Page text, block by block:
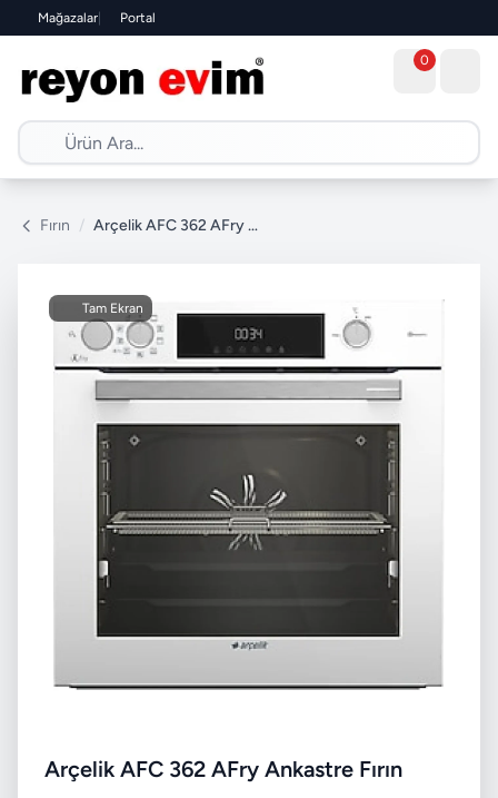
Mağazalar| Portal
0
Fırın / Arçelik AFC 362 AFry Ankastre Fırın
Tam Ekran
Arçelik AFC 362 AFry Ankastre Fırın